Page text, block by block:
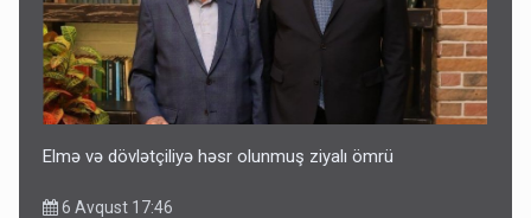
Elmə və dövlətçiliyə həsr olunmuş ziyalı ömrü
6 Avqust 17:46